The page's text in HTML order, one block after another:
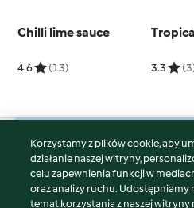
Chilli lime sauce
4.6 (13) 3.3
© Copyright 2026
Warunki korzystania
Polityka prywatności
Korzystamy z plików cookie, aby
działanie naszej witryny,
celu zapewnienia funkcji w
oraz analizy ruchu. Udostępniamy
temat korzystania z naszej witryny